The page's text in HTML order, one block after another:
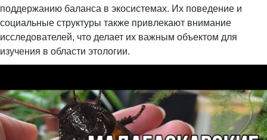
поддержанию баланса в экосистемах. Их поведение и
социальные структуры также привлекают внимание
исследователей, что делает их важным объектом для
изучения в области этологии.